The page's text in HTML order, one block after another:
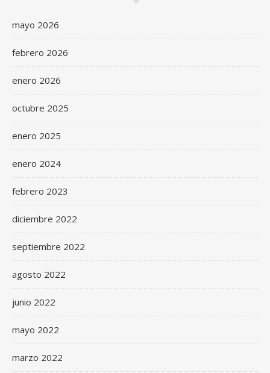
mayo 2026
febrero 2026
enero 2026
octubre 2025
enero 2025
enero 2024
febrero 2023
diciembre 2022
septiembre 2022
agosto 2022
junio 2022
mayo 2022
marzo 2022